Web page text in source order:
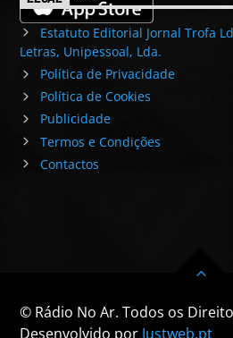
Estatuto Editorial Jornal Trofa
Letras, Unipessoal, Lda.
Política de Privacidade
Política de Cookies
Publicidade
Termos e Condições
Contactos
© Rádio No Ar. Todos os
Desenvolvido por Justweb.pt